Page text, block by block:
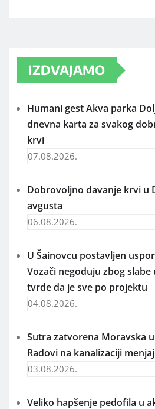
IZDVAJAMO
Humani gest Akva parka
dnevna karta za svakog
krvi
07.08.2026.
Dobrovoljno davanje krvi u
avgusta
06.08.2026.
U Šainovcu postavljen
Vozači negoduju zbog
tvrde da je sve po projektu
04.08.2026.
Sutra zatvorena Moravska
Radovi na kanalizaciji
03.08.2026.
Veliko hapšenje pedofila u